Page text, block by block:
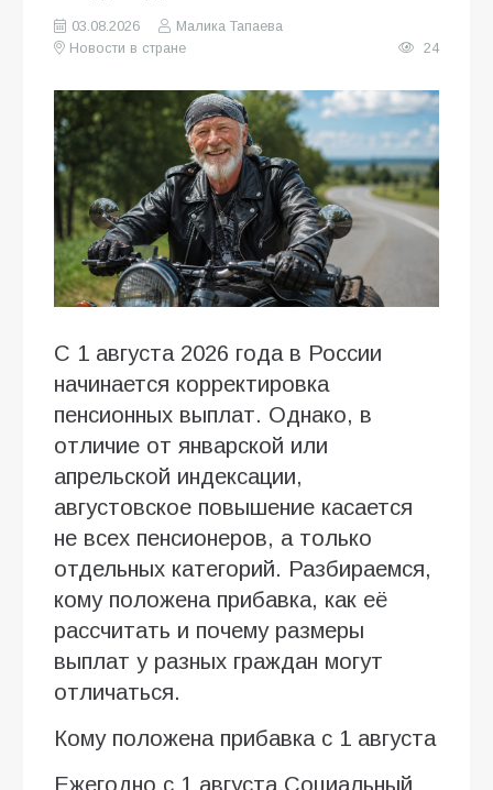
03.08.2026
Малика Тапаева
Новости в стране
24
С 1 августа 2026 года в России
начинается корректировка
пенсионных выплат. Однако, в
отличие от январской или
апрельской индексации,
августовское повышение касается
не всех пенсионеров, а только
отдельных категорий. Разбираемся,
кому положена прибавка, как её
рассчитать и почему размеры
выплат у разных граждан могут
отличаться.
Кому положена прибавка с 1 августа
Ежегодно с 1 августа Социальный